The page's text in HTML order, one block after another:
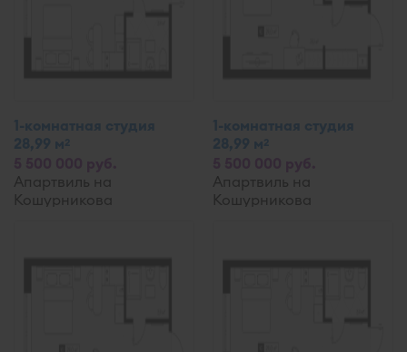
1-комнатная студия
28,99 м2
Апартвиль на
Кошурникова
1-комнатная студия
28,99 м2
Апартвиль на
Кошурникова